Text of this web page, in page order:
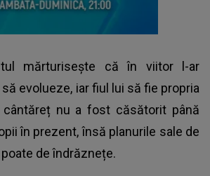
mărturisește că în viitor l-ar
evolueze, iar fiul lui să fie propria
cântăreț nu a fost căsătorit până
în prezent, însă planurile sale de
de îndrăznețe.